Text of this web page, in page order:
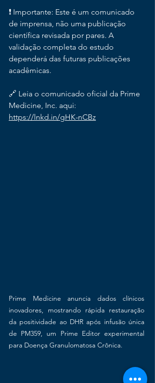
❗️ Importante: Este é um comunicado
de imprensa, não uma publicação
científica revisada por pares. A
validação completa do estudo
dependerá das futuras publicações
acadêmicas.
🔗 Leia o comunicado oficial da Prime
Medicine, Inc. aqui:
https://lnkd.in/gHK-nCBz
Prime Medicine anuncia dados clínicos
inovadores, mostrando rápida restauração
da positividade ao DHR após infusão única
de PM359, um Prime Editor experimental
para Doença Granulomatosa Crônica.